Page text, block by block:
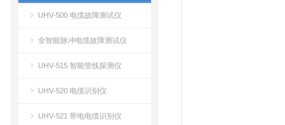
UHV-500 电缆故障测试仪
全智能脉冲电缆故障测试仪
UHV-515 智能管线探测仪
UHV-520 电缆识别仪
UHV-521 带电电缆识别仪